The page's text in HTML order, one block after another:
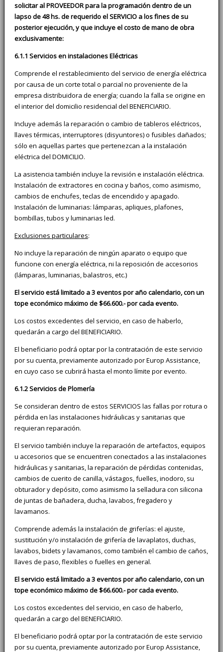
solicitar al PROVEEDOR para la programación dentro de un
lapso de 48 hs. de requerido el SERVICIO a los fines de su
posterior ejecución, y que incluye el costo de mano de obra
exclusivamente:
6.1.1 Servicios en instalaciones Eléctricas
Comprende el restablecimiento del servicio de energía eléctrica
por causa de un corte total o parcial no proveniente de la
empresa distribuidora de energía; cuando la falla se origine en
el interior del domicilio residencial del BENEFICIARIO.
Incluye además la reparación o cambio de tableros eléctricos,
llaves térmicas, interruptores (disyuntores) o fusibles dañados;
sólo en aquellas partes que pertenezcan a la instalación
eléctrica del DOMICILIO.
La asistencia también incluye la revisión e instalación eléctrica.
Instalación de extractores en cocina y baños, como asimismo,
cambios de enchufes, teclas de encendido y apagado.
Instalación de luminarias: lámparas, apliques, plafones,
bombillas, tubos y luminarias led.
Exclusiones particulares:
No incluye la reparación de ningún aparato o equipo que
funcione con energía eléctrica, ni la reposición de accesorios
(lámparas, luminarias, balastros, etc.)
El servicio está limitado a 3 eventos por año calendario, con un
tope económico máximo de $66.600.- por cada evento.
Los costos excedentes del servicio, en caso de haberlo,
quedarán a cargo del BENEFICIARIO.
El beneficiario podrá optar por la contratación de este servicio
por su cuenta, previamente autorizado por Europ Assistance,
en cuyo caso se cubrirá hasta el monto límite por evento.
6.1.2 Servicios de Plomería
Se consideran dentro de estos SERVICIOS las fallas por rotura o
pérdida en las instalaciones hidráulicas y sanitarias que
requieran reparación.
El servicio también incluye la reparación de artefactos, equipos
u accesorios que se encuentren conectados a las instalaciones
hidráulicas y sanitarias, la reparación de pérdidas contenidas,
cambios de cuerito de canilla, vástagos, fuelles, inodoro, su
obturador y depósito, como asimismo la selladura con silicona
de juntas de bañadera, ducha, lavabos, fregadero y
lavamanos.
Comprende además la instalación de griferías: el ajuste,
sustitución y/o instalación de grifería de lavaplatos, duchas,
lavabos, bidets y lavamanos, como también el cambio de caños,
llaves de paso, flexibles o fuelles en general.
El servicio está limitado a 3 eventos por año calendario, con un
tope económico máximo de $66.600.- por cada evento.
Los costos excedentes del servicio, en caso de haberlo,
quedarán a cargo del BENEFICIARIO.
El beneficiario podrá optar por la contratación de este servicio
por su cuenta, previamente autorizado por Europ Assistance,